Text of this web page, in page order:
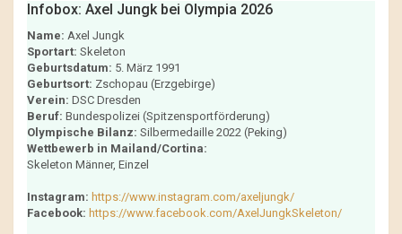
Infobox: Axel Jungk bei Olympia 2026
Name: Axel Jungk
Sportart: Skeleton
Geburtsdatum: 5. März 1991
Geburtsort: Zschopau (Erzgebirge)
Verein: DSC Dresden
Beruf: Bundespolizei (Spitzensportförderung)
Olympische Bilanz: Silbermedaille 2022 (Peking)
Wettbewerb in Mailand/Cortina:
Skeleton Männer, Einzel
Instagram: https://www.instagram.com/axeljungk/
Facebook: https://www.facebook.com/AxelJungkSkeleton/